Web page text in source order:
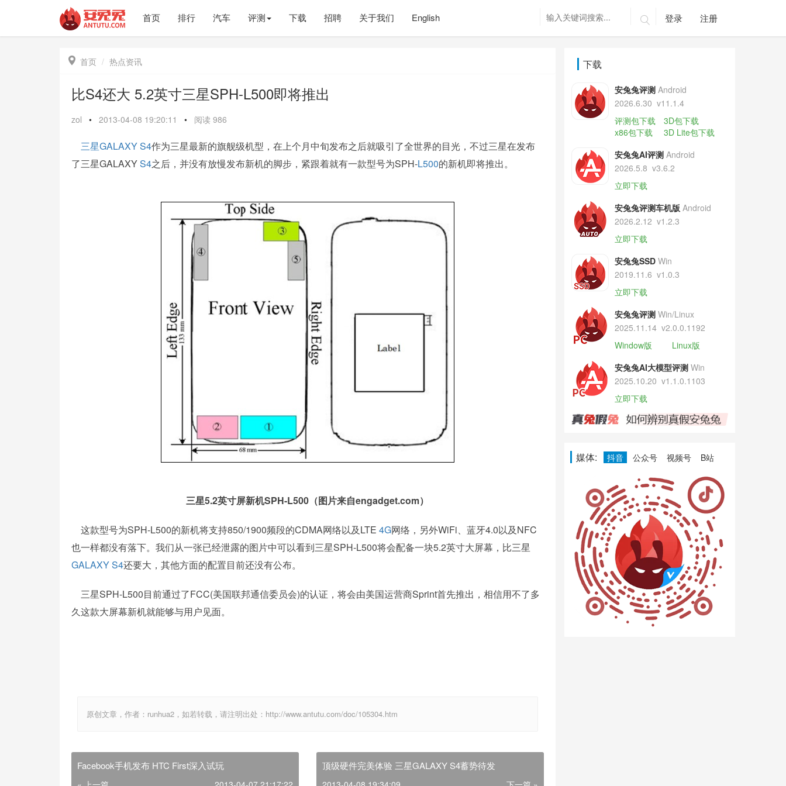
首页 排行 汽车 评测 下载 招聘 关于我们 English  登录 注册
 首页 热点资讯
比S4还大 5.2英寸三星SPH-L500即将推出
zol • 2013-04-08 19:20:11 • 阅读 986
三星GALAXY S4作为三星最新的旗舰级机型，在上个月中旬发布之后就吸引了全世界的目光，不过三星在发布
了三星GALAXYS4之后，并没有放慢发布新机的脚步，紧跟着就有一款型号为SPH-L500的新机即将推出。
三星5.2英寸屏新机SPH-L500（图片来自engadget.com）
这款型号为SPH-L500的新机将支持850/1900频段的CDMA网络以及LTE 4G网络，另外WiFi、蓝牙4.0以及NFC
也一样都没有落下。我们从一张已经泄露的图片中可以看到三星SPH-L500将会配备一块5.2英寸大屏幕，比三星
GALAXY S4还要大，其他方面的配置目前还没有公布。
三星SPH-L500目前通过了FCC(美国联邦通信委员会)的认证，将会由美国运营商Sprint首先推出，相信用不了多
久这款大屏幕新机就能够与用户见面。
原创文章，作者：runhua2，如若转载，请注明出处：http://www.antutu.com/doc/105304.htm
Facebook手机发布 HTC First深入试玩 顶级硬件完美体验 三星GALAXY S4蓄势待发
下载
安兔兔评测 Android
2026.6.30 v11.1.4
评测包下载
3D包下载
x86包下载
3D Lite包下载
安兔兔AI评测 Android
2026.5.8 v3.6.2
立即下载
安兔兔评测车机版 Android
2026.2.12 v1.2.3
立即下载
安兔兔SSD Win
2019.11.6 v1.0.3
立即下载
安兔兔评测 Win/Linux
2025.11.14 v2.0.0.1192
Window版
Linux版
安兔兔AI大模型评测 Win
2025.10.20 v1.1.0.1103
立即下载
媒体: 抖音 公众号 视频号 B站